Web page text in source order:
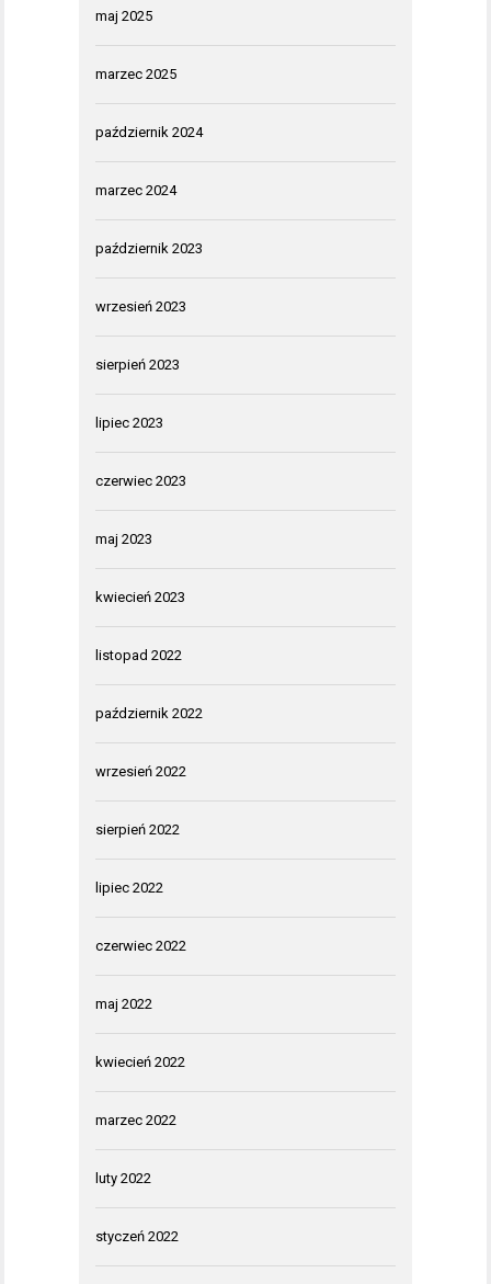
maj 2025
marzec 2025
październik 2024
marzec 2024
październik 2023
wrzesień 2023
sierpień 2023
lipiec 2023
czerwiec 2023
maj 2023
kwiecień 2023
listopad 2022
październik 2022
wrzesień 2022
sierpień 2022
lipiec 2022
czerwiec 2022
maj 2022
kwiecień 2022
marzec 2022
luty 2022
styczeń 2022